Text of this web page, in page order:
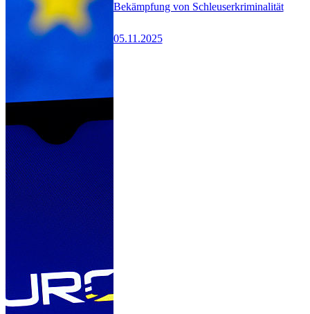
Bekämpfung von Schleuserkriminalität
05.11.2025